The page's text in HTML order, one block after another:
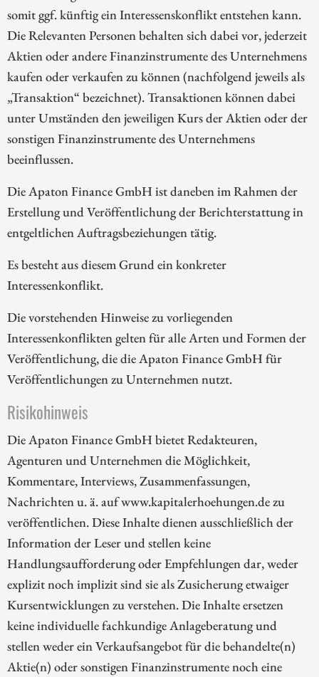
somit ggf. künftig ein Interessenskonflikt entstehen kann.
Die Relevanten Personen behalten sich dabei vor, jederzeit
Aktien oder andere Finanzinstrumente des Unternehmens
kaufen oder verkaufen zu können (nachfolgend jeweils als
„Transaktion“ bezeichnet). Transaktionen können dabei
unter Umständen den jeweiligen Kurs der Aktien oder der
sonstigen Finanzinstrumente des Unternehmens
beeinflussen.
Die Apaton Finance GmbH ist daneben im Rahmen der
Erstellung und Veröffentlichung der Berichterstattung in
entgeltlichen Auftragsbeziehungen tätig.
Es besteht aus diesem Grund ein konkreter
Interessenkonflikt.
Die vorstehenden Hinweise zu vorliegenden
Interessenkonflikten gelten für alle Arten und Formen der
Veröffentlichung, die die Apaton Finance GmbH für
Veröffentlichungen zu Unternehmen nutzt.
Risikohinweis
Die Apaton Finance GmbH bietet Redakteuren,
Agenturen und Unternehmen die Möglichkeit,
Kommentare, Interviews, Zusammenfassungen,
Nachrichten u. ä. auf www.kapitalerhoehungen.de zu
veröffentlichen. Diese Inhalte dienen ausschließlich der
Information der Leser und stellen keine
Handlungsaufforderung oder Empfehlungen dar, weder
explizit noch implizit sind sie als Zusicherung etwaiger
Kursentwicklungen zu verstehen. Die Inhalte ersetzen
keine individuelle fachkundige Anlageberatung und
stellen weder ein Verkaufsangebot für die behandelte(n)
Aktie(n) oder sonstigen Finanzinstrumente noch eine